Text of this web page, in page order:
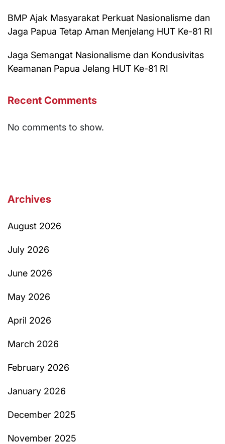
BMP Ajak Masyarakat Perkuat Nasionalisme dan
Jaga Papua Tetap Aman Menjelang HUT Ke-81 RI
Jaga Semangat Nasionalisme dan Kondusivitas
Keamanan Papua Jelang HUT Ke-81 RI
Recent Comments
No comments to show.
Archives
August 2026
July 2026
June 2026
May 2026
April 2026
March 2026
February 2026
January 2026
December 2025
November 2025